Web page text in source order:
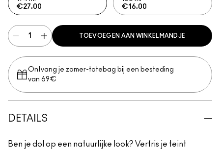
€27.00
€16.00
TOEVOEGEN AAN WINKELMANDJE
Ontvang je zomer-totebag bij een besteding
van 69€
DETAILS
Ben je dol op een natuurlijke look? Verfris je teint